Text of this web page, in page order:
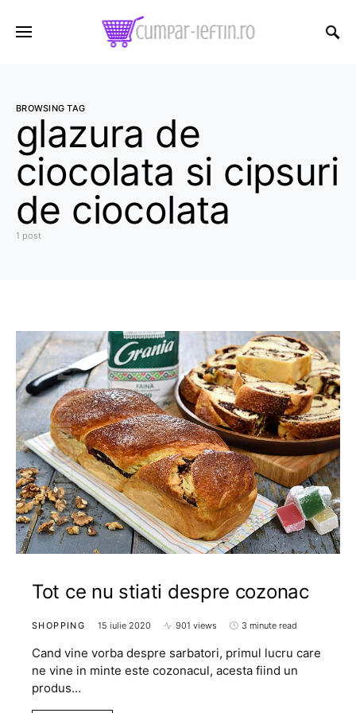
BROWSING TAG
glazura de
ciocolata si cipsuri
de ciocolata
1 post
Tot ce nu stiati despre cozonac
SHOPPING 15 iulie 2020 901 views 3 minute read
Cand vine vorba despre sarbatori, primul lucru care
ne vine in minte este cozonacul, acesta fiind un
produs…